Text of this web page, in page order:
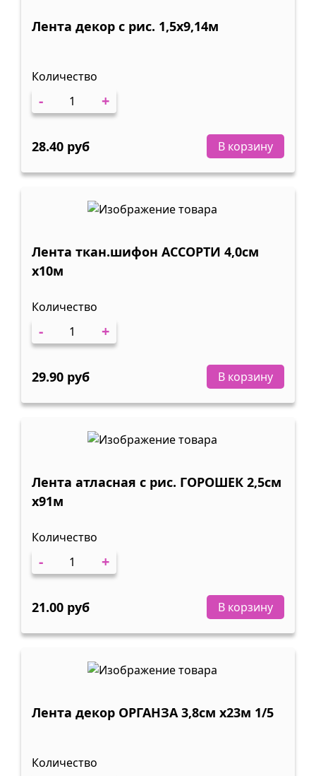
Лента декор с рис. 1,5х9,14м
Количество
- +
28.40 руб В корзину
Лента ткан.шифон АССОРТИ 4,0см
х10м
Количество
- +
29.90 руб В корзину
Лента атласная с рис. ГОРОШЕК 2,5см
х91м
Количество
- +
21.00 руб В корзину
Лента декор ОРГАНЗА 3,8см х23м 1/5
Количество